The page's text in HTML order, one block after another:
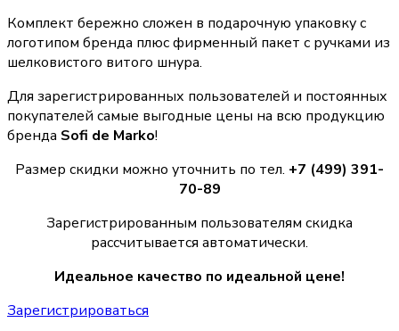
Комплект бережно сложен в подарочную упаковку с
логотипом бренда плюс фирменный пакет с ручками из
шелковистого витого шнура.
Для зарегистрированных пользователей и постоянных
покупателей самые выгодные цены на всю продукцию
бренда Sofi de Marko!
Размер скидки можно уточнить по тел. +7 (499) 391-
70-89
Зарегистрированным пользователям скидка
рассчитывается автоматически.
Идеальное качество по идеальной цене!
Зарегистрироваться